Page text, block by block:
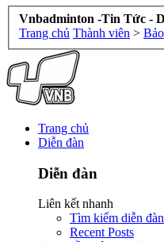
Vnbadminton -Tin Tức -
Trang chủ Thành viên >
Trang chủ
Diễn đàn
Diễn đàn
Liên kết nhanh
Tìm kiếm diễn đàn
Recent Posts